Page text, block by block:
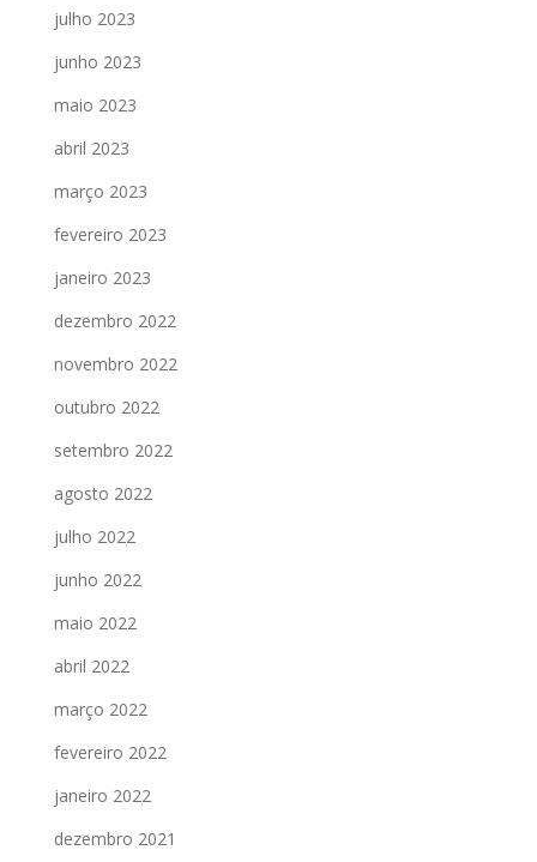
julho 2023
junho 2023
maio 2023
abril 2023
março 2023
fevereiro 2023
janeiro 2023
dezembro 2022
novembro 2022
outubro 2022
setembro 2022
agosto 2022
julho 2022
junho 2022
maio 2022
abril 2022
março 2022
fevereiro 2022
janeiro 2022
dezembro 2021